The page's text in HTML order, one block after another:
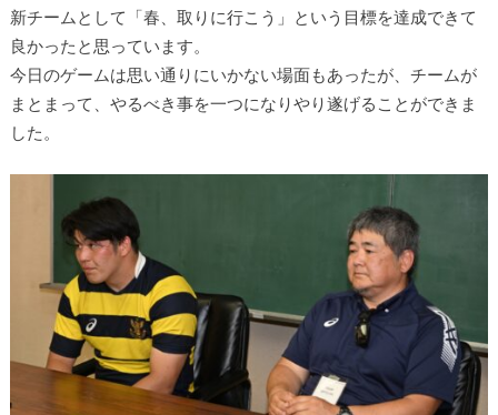
新チームとして「春、取りに行こう」という目標を達成できて
良かったと思っています。
今日のゲームは思い通りにいかない場面もあったが、チームが
まとまって、やるべき事を一つになりやり遂げることができま
した。